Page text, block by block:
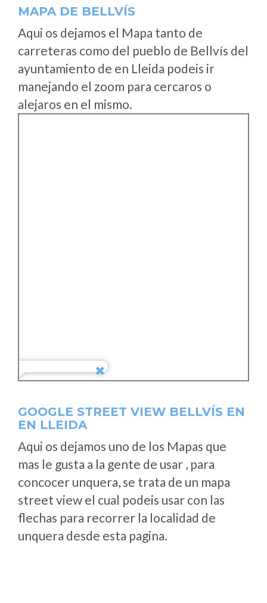
MAPA DE BELLVÍS
Aqui os dejamos el Mapa tanto de
carreteras como del pueblo de Bellvís del
ayuntamiento de en Lleida podeis ir
manejando el zoom para cercaros o
alejaros en el mismo.
GOOGLE STREET VIEW BELLVÍS EN
EN LLEIDA
Aqui os dejamos uno de los Mapas que
mas le gusta a la gente de usar , para
concocer unquera, se trata de un mapa
street view el cual podeis usar con las
flechas para recorrer la localidad de
unquera desde esta pagina.